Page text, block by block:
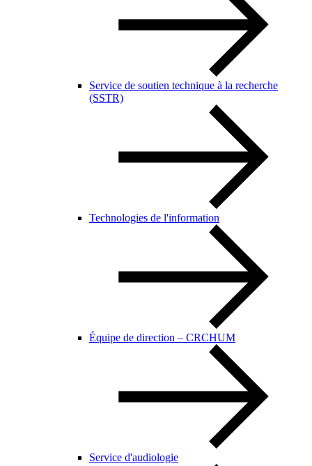
Service de soutien technique à la recherche
(SSTR)
Technologies de l'information
Équipe de direction – CRCHUM
Service d'audiologie